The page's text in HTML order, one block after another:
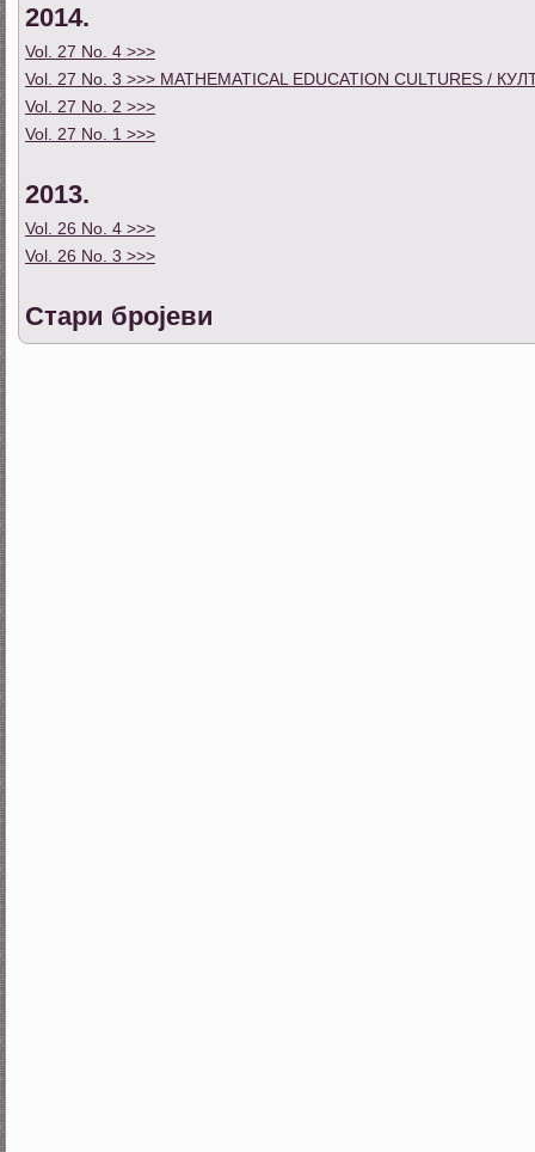
2014.
Vol. 27 No. 4 >>>
Vol. 27 No. 3 >>> MATHEMATICAL EDUCATION CULTURES /
Vol. 27 No. 2 >>>
Vol. 27 No. 1 >>>
2013.
Vol. 26 No. 4 >>>
Vol. 26 No. 3 >>>
Стари бројеви